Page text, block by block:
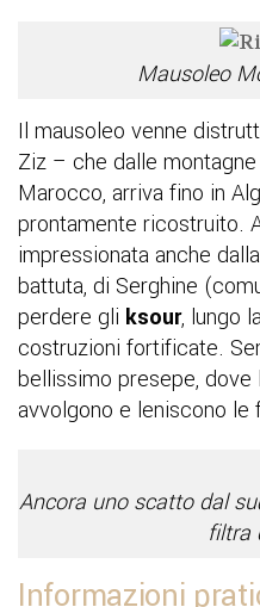
Mausoleo
Il mausoleo venne
Ziz – che dalle
Marocco, arriva fino in
prontamente ricostruito.
impressionata anche dalla
battuta, di Serghine
perdere gli ksour, lungo
costruzioni fortificate.
bellissimo presepe,
avvolgono e leniscono le
Ancora uno scatto dal
filtra
Informazioni